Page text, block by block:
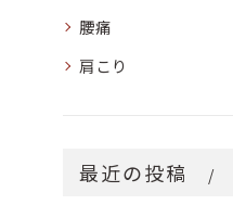
腰痛
肩こり
最近の投稿